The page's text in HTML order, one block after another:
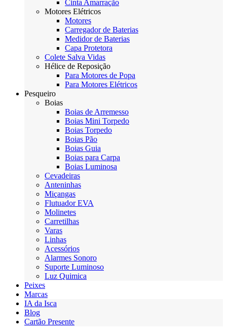
Cinta Amarração
Motores Elétricos
Motores
Carregador de Baterias
Medidor de Baterias
Capa Protetora
Colete Salva Vidas
Hélice de Reposição
Para Motores de Popa
Para Motores Elétricos
Pesqueiro
Boias
Boias de Arremesso
Boias Mini Torpedo
Boias Torpedo
Boias Pão
Boias Guia
Boias para Carpa
Boias Luminosa
Cevadeiras
Anteninhas
Miçangas
Flutuador EVA
Molinetes
Carretilhas
Varas
Linhas
Acessórios
Alarmes Sonoro
Suporte Luminoso
Luz Quimica
Peixes
Marcas
IA da Isca
Blog
Cartão Presente